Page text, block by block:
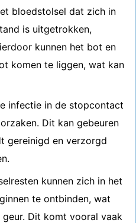
bloedstolsel dat zich in
is uitgetrokken,
kunnen het bot en
komen te liggen, wat kan
infectie in de stopcontact
Dit kan gebeuren
gereinigd en verzorgd
kunnen zich in het
te ontbinden, wat
Dit komt vooral vaak